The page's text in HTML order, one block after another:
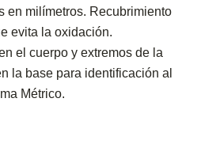
en milímetros. Recubrimiento
evita la oxidación.
el cuerpo y extremos de la
la base para identificación al
Métrico.